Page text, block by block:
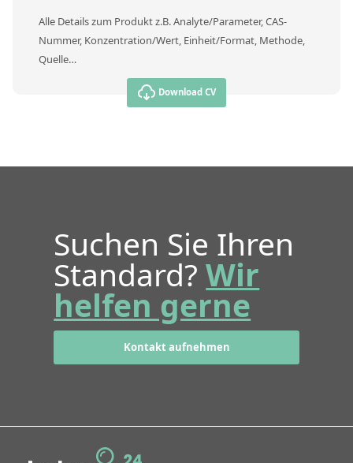
Alle Details zum Produkt z.B. Analyte/Parameter, CAS-
Nummer, Konzentration/Wert, Einheit/Format, Methode,
Quelle…
Download CV
Suchen Sie Ihren
Standard?Wir
helfen gerne
Kontakt aufnehmen